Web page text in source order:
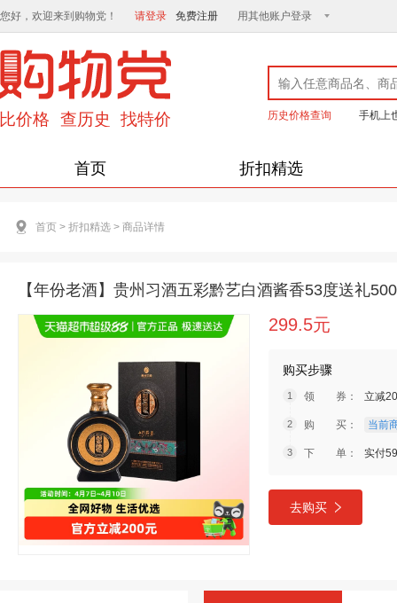
您好，欢迎来到购物党！ 请登录 免费注册 用其他账户登录
历史价格查询 手机上
首页 折扣精选
首页 > 折扣精选 > 商品详情
【年份老酒】贵州习酒五彩黔艺白酒酱香53度送礼
299.5元
购买步骤
领 券： 立减
购 买： 当前
下 单： 实付
去购买